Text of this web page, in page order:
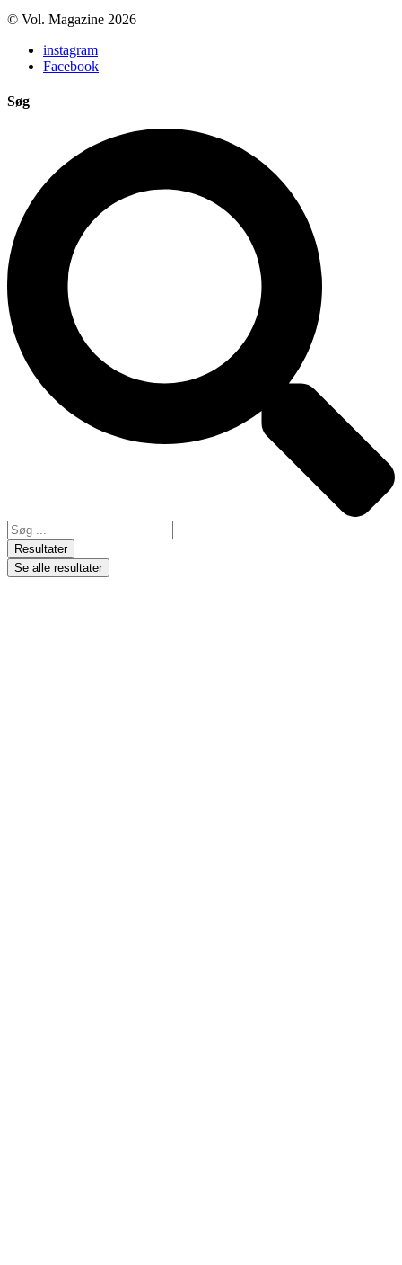
© Vol. Magazine 2026
instagram
Facebook
Søg
Resultater
Se alle resultater